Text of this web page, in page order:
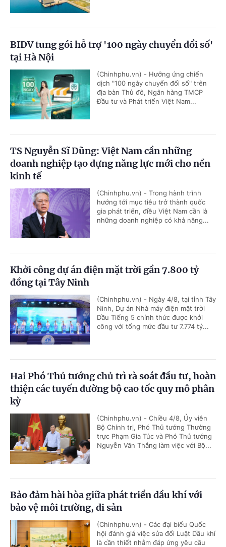
BIDV tung gói hỗ trợ '100 ngày chuyển đổi số'
tại Hà Nội
(Chinhphu.vn) - Hưởng ứng chiến
dịch "100 ngày chuyển đổi số" trên
địa bàn Thủ đô, Ngân hàng TMCP
Đầu tư và Phát triển Việt Nam...
TS Nguyễn Sĩ Dũng: Việt Nam cần những
doanh nghiệp tạo dựng năng lực mới cho nền
kinh tế
(Chinhphu.vn) - Trong hành trình
hướng tới mục tiêu trở thành quốc
gia phát triển, điều Việt Nam cần là
những doanh nghiệp có khả năng...
Khởi công dự án điện mặt trời gần 7.800 tỷ
đồng tại Tây Ninh
(Chinhphu.vn) - Ngày 4/8, tại tỉnh Tây
Ninh, Dự án Nhà máy điện mặt trời
Dầu Tiếng 5 chính thức được khởi
công với tổng mức đầu tư 7.774 tỷ...
Hai Phó Thủ tướng chủ trì rà soát đầu tư, hoàn
thiện các tuyến đường bộ cao tốc quy mô phân
kỳ
(Chinhphu.vn) - Chiều 4/8, Ủy viên
Bộ Chính trị, Phó Thủ tướng Thường
trực Phạm Gia Túc và Phó Thủ tướng
Nguyễn Văn Thắng làm việc với Bộ...
Bảo đảm hài hòa giữa phát triển dầu khí với
bảo vệ môi trường, di sản
(Chinhphu.vn) - Các đại biểu Quốc
hội đánh giá việc sửa đổi Luật Dầu khí
là cần thiết nhằm đáp ứng yêu cầu